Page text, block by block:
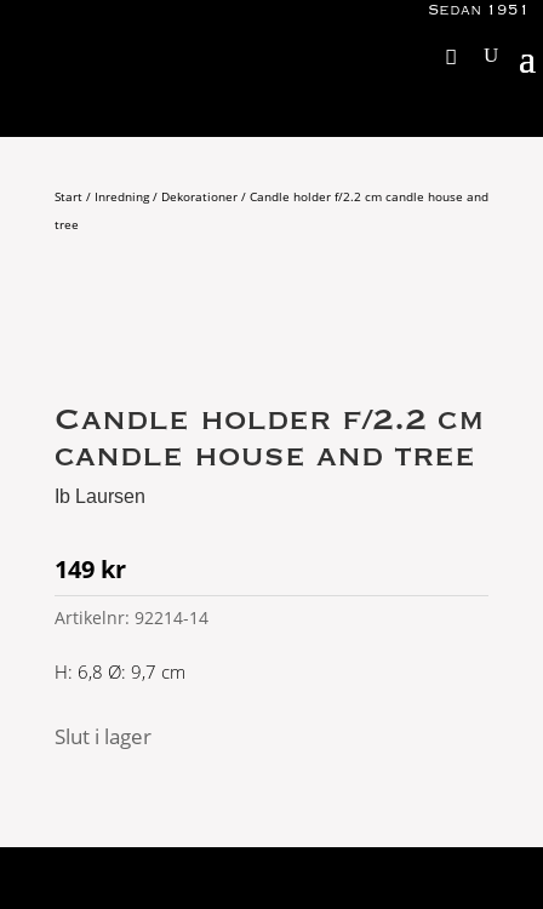
Sedan 1951
Start/ Inredning/ Dekorationer/ Candle holder f/2.2 cm candle house and
tree
Candle holder f/2.2 cm
candle house and tree
Ib Laursen
149 kr
Artikelnr: 92214-14
H: 6,8 Ø: 9,7 cm
Slut i lager